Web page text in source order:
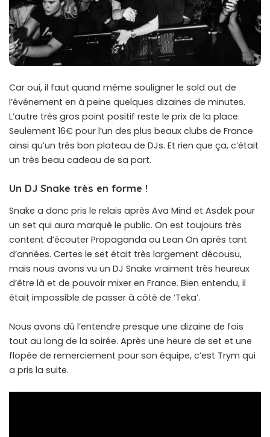
Car oui, il faut quand même souligner le sold out de
l’événement en à peine quelques dizaines de minutes.
L’autre très gros point positif reste le prix de la place.
Seulement 16€ pour l’un des plus beaux clubs de France
ainsi qu’un très bon plateau de DJs. Et rien que ça, c’était
un très beau cadeau de sa part.
Un DJ Snake très en forme !
Snake a donc pris le relais après Ava Mind et Asdek pour
un set qui aura marqué le public. On est toujours très
content d’écouter Propaganda ou Lean On après tant
d’années. Certes le set était très largement décousu,
mais nous avons vu un DJ Snake vraiment très heureux
d’être là et de pouvoir mixer en France. Bien entendu, il
était impossible de passer à côté de ‘Teka’.
Nous avons dû l’entendre presque une dizaine de fois
tout au long de la soirée. Après une heure de set et une
flopée de remerciement pour son équipe, c’est Trym qui
a pris la suite.